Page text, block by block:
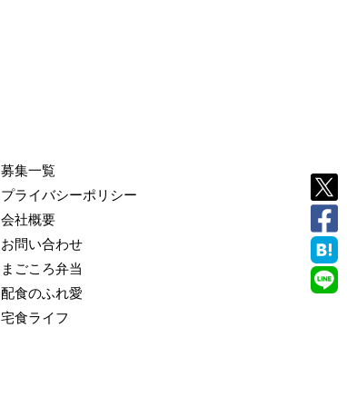
募集一覧
プライバシーポリシー
会社概要
お問い合わせ
まごころ弁当
配食のふれ愛
宅食ライフ